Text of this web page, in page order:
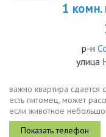
1 комн.
р-н
улица
важно квартира сдается
есть питомец, может
если животное
кухонный гарнитур